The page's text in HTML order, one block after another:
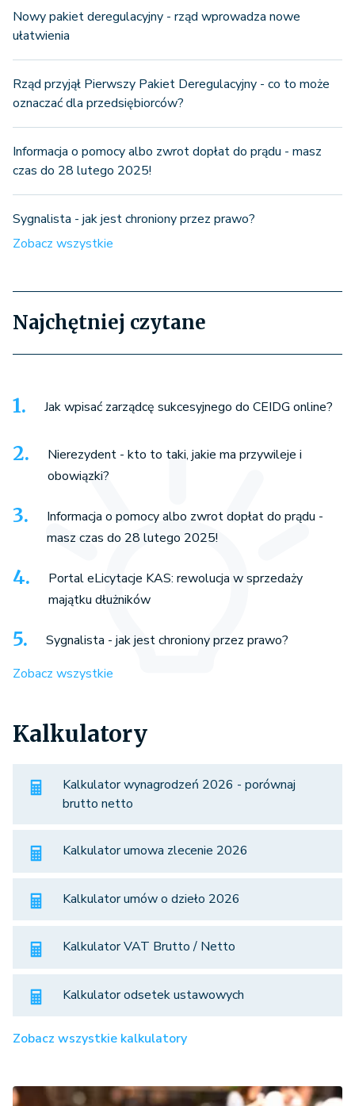
Nowy pakiet deregulacyjny - rząd wprowadza nowe
ułatwienia
Rząd przyjął Pierwszy Pakiet Deregulacyjny - co to może
oznaczać dla przedsiębiorców?
Informacja o pomocy albo zwrot dopłat do prądu - masz
czas do 28 lutego 2025!
Sygnalista - jak jest chroniony przez prawo?
Zobacz wszystkie
Najchętniej czytane
Jak wpisać zarządcę sukcesyjnego do CEIDG online?
Nierezydent - kto to taki, jakie ma przywileje i
obowiązki?
Informacja o pomocy albo zwrot dopłat do prądu -
masz czas do 28 lutego 2025!
Portal eLicytacje KAS: rewolucja w sprzedaży
majątku dłużników
Sygnalista - jak jest chroniony przez prawo?
Zobacz wszystkie
Kalkulatory
Kalkulator wynagrodzeń 2026 - porównaj
brutto netto
Kalkulator umowa zlecenie 2026
Kalkulator umów o dzieło 2026
Kalkulator VAT Brutto / Netto
Kalkulator odsetek ustawowych
Zobacz wszystkie kalkulatory